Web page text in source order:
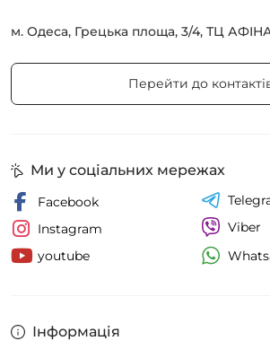
м. Одеса, Грецька площа, 3/4, ТЦ
Перейти до
Інформація
Ми у соціальних мережах
Facebook
Instagram
youtube
Viber